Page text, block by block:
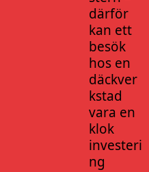
därför
kan ett
besök
hos en
däckver
kstad
vara en
klok
investeri
ng